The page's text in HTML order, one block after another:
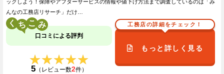
ックしよう！保障やアフターサービスの情報や値下げ方法まで調査しているのは「み
んなの工務店リサーチ」だけ…
く こ
口コミによる評判
★★★★★
★★★★★
5（レビュー数2件）
工務店の詳細をチェック！
もっと詳しく見る